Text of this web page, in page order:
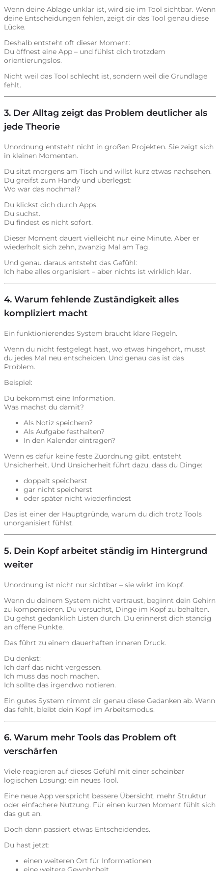
Wenn deine Ablage unklar ist, wird sie im Tool sichtbar. Wenn
deine Entscheidungen fehlen, zeigt dir das Tool genau diese
Lücke.
Deshalb entsteht oft dieser Moment:
Du öffnest eine App – und fühlst dich trotzdem
orientierungslos.
Nicht weil das Tool schlecht ist, sondern weil die Grundlage
fehlt.
3. Der Alltag zeigt das Problem deutlicher als
jede Theorie
Unordnung entsteht nicht in großen Projekten. Sie zeigt sich
in kleinen Momenten.
Du sitzt morgens am Tisch und willst kurz etwas nachsehen.
Du greifst zum Handy und überlegst:
Wo war das nochmal?
Du klickst dich durch Apps.
Du suchst.
Du findest es nicht sofort.
Dieser Moment dauert vielleicht nur eine Minute. Aber er
wiederholt sich zehn, zwanzig Mal am Tag.
Und genau daraus entsteht das Gefühl:
Ich habe alles organisiert – aber nichts ist wirklich klar.
4. Warum fehlende Zuständigkeit alles
kompliziert macht
Ein funktionierendes System braucht klare Regeln.
Wenn du nicht festgelegt hast, wo etwas hingehört, musst
du jedes Mal neu entscheiden. Und genau das ist das
Problem.
Beispiel:
Du bekommst eine Information.
Was machst du damit?
Als Notiz speichern?
Als Aufgabe festhalten?
In den Kalender eintragen?
Wenn es dafür keine feste Zuordnung gibt, entsteht
Unsicherheit. Und Unsicherheit führt dazu, dass du Dinge:
doppelt speicherst
gar nicht speicherst
oder später nicht wiederfindest
Das ist einer der Hauptgründe, warum du dich trotz Tools
unorganisiert fühlst.
5. Dein Kopf arbeitet ständig im Hintergrund
weiter
Unordnung ist nicht nur sichtbar – sie wirkt im Kopf.
Wenn du deinem System nicht vertraust, beginnt dein Gehirn
zu kompensieren. Du versuchst, Dinge im Kopf zu behalten.
Du gehst gedanklich Listen durch. Du erinnerst dich ständig
an offene Punkte.
Das führt zu einem dauerhaften inneren Druck.
Du denkst:
Ich darf das nicht vergessen.
Ich muss das noch machen.
Ich sollte das irgendwo notieren.
Ein gutes System nimmt dir genau diese Gedanken ab. Wenn
das fehlt, bleibt dein Kopf im Arbeitsmodus.
6. Warum mehr Tools das Problem oft
verschärfen
Viele reagieren auf dieses Gefühl mit einer scheinbar
logischen Lösung: ein neues Tool.
Eine neue App verspricht bessere Übersicht, mehr Struktur
oder einfachere Nutzung. Für einen kurzen Moment fühlt sich
das gut an.
Doch dann passiert etwas Entscheidendes.
Du hast jetzt:
einen weiteren Ort für Informationen